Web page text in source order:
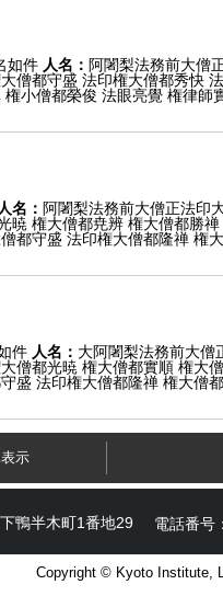
如件 人名： 阿闍梨法務前大僧
僧都守盛 法印権大僧都秀快
小僧都榮俊 法眼亮覺 権律師
人名： 阿闍梨法務前大僧正法印
暁 権大僧都尭辨 権大僧都勝
都守盛 法印権大僧都隆禅 権
件 人名： 大阿闍梨法務前大僧
僧都光暁 権大僧都實順 権大
盛 法印権大僧都隆禅 権大僧
示
鴨半木町1番地29 電話番号：
Copyright © Kyoto Institute,